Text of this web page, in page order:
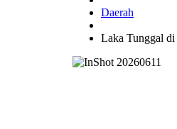
Daerah
Laka Tunggal